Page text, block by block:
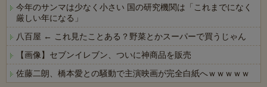
今年のサンマは少なく小さい 国の研究機関は「これまでになく
厳しい年になる」
八百屋 ← これ見たことある？野菜とかスーパーで買うじゃん
【画像】セブンイレブン、ついに神商品を販売
佐藤二朗、橋本愛との騒動で主演映画が完全白紙へｗｗｗｗｗ